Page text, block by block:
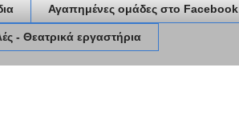
Αγαπημένες ομάδες στο Facebook
- Θεατρικά εργαστήρια